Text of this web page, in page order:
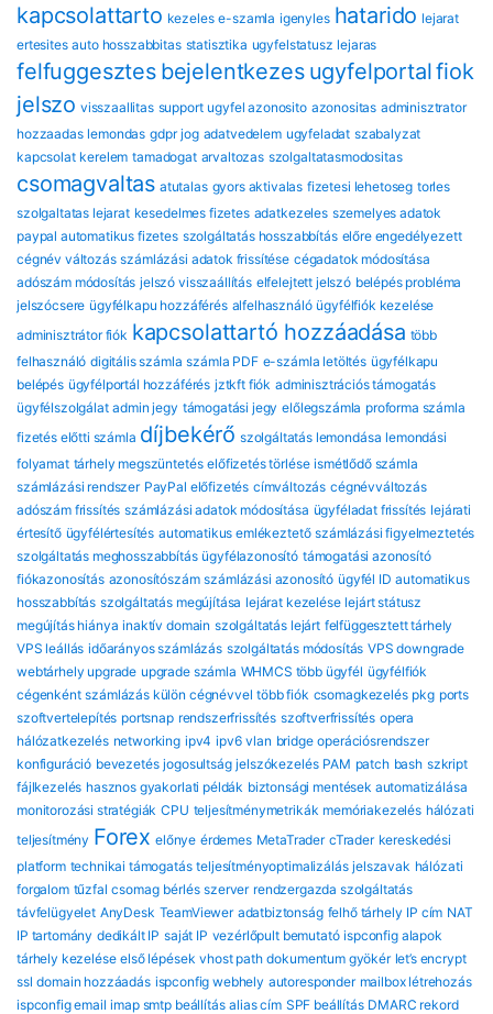
kapcsolattarto kezeles e-szamla igenyles hatarido lejarat
ertesites auto hosszabbitas statisztika ugyfelstatusz lejaras
felfuggesztes bejelentkezes ugyfelportalfiok
jelszo visszaallitas support ugyfel azonosito azonositas adminisztrator
hozzaadas lemondas gdpr jog adatvedelem ugyfeladat szabalyzat
kapcsolat kerelem tamadogat arvaltozas szolgaltatasmodositas
csomagvaltas atutalas gyors aktivalas fizetesi lehetoseg torles
szolgaltatas lejarat kesedelmes fizetes adatkezeles szemelyes adatok
paypal automatikus fizetes szolgáltatás hosszabbítás előre engedélyezett
cégnév változás számlázási adatok frissítése cégadatok módosítása
adószám módosítás jelszó visszaállítás elfelejtett jelszó belépés probléma
jelszócsere ügyfélkapu hozzáférés alfelhasználó ügyfélfiók kezelése
adminisztrátor fiók kapcsolattartó hozzáadása több
felhasználó digitális számla számla PDF e-számla letöltés ügyfélkapu
belépés ügyfélportál hozzáférés jztkft fiók adminisztrációs támogatás
ügyfélszolgálat admin jegy támogatási jegy előlegszámla proforma számla
fizetés előtti számla díjbekérő szolgáltatás lemondása lemondási
folyamat tárhely megszüntetés előfizetés törlése ismétlődő számla
számlázási rendszer PayPal előfizetés címváltozás cégnévváltozás
adószám frissítés számlázási adatok módosítása ügyféladat frissítés lejárati
értesítő ügyfélértesítés automatikus emlékeztető számlázási figyelmeztetés
szolgáltatás meghosszabbítás ügyfélazonosító támogatási azonosító
fiókazonosítás azonosítószám számlázási azonosító ügyfél ID automatikus
hosszabbítás szolgáltatás megújítása lejárat kezelése lejárt státusz
megújítás hiánya inaktív domain szolgáltatás lejárt felfüggesztett tárhely
VPS leállás időarányos számlázás szolgáltatás módosítás VPS downgrade
webtárhely upgrade upgrade számla WHMCS több ügyfél ügyfélfiók
cégenként számlázás külön cégnévvel több fiók csomagkezelés pkg ports
szoftvertelepítés portsnap rendszerfrissítés szoftverfrissítés opera
hálózatkezelés networking ipv4 ipv6 vlan bridge operációsrendszer
konfiguráció bevezetés jogosultság jelszókezelés PAM patch bash szkript
fájlkezelés hasznos gyakorlati példák biztonsági mentések automatizálása
monitorozási stratégiák CPU teljesítménymetrikák memóriakezelés hálózati
teljesítmény Forex előnye érdemes MetaTrader cTrader kereskedési
platform technikai támogatás teljesítményoptimalizálás jelszavak hálózati
forgalom tűzfal csomag bérlés szerver rendzergazda szolgáltatás
távfelügyelet AnyDesk TeamViewer adatbiztonság felhő tárhely IP cím NAT
IP tartomány dedikált IP saját IP vezérlőpult bemutató ispconfig alapok
tárhely kezelése első lépések vhost path dokumentum gyökér let’s encrypt
ssl domain hozzáadás ispconfig webhely autoresponder mailbox létrehozás
ispconfig email imap smtp beállítás alias cím SPF beállítás DMARC rekord